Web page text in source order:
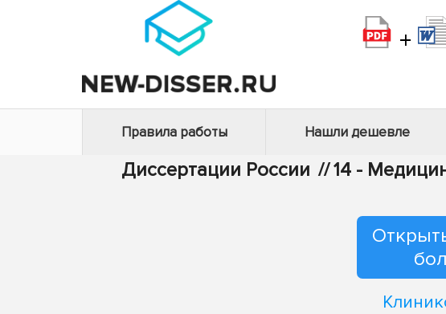
+
Правила работы Нашли дешевле
Диссертации России //14 -